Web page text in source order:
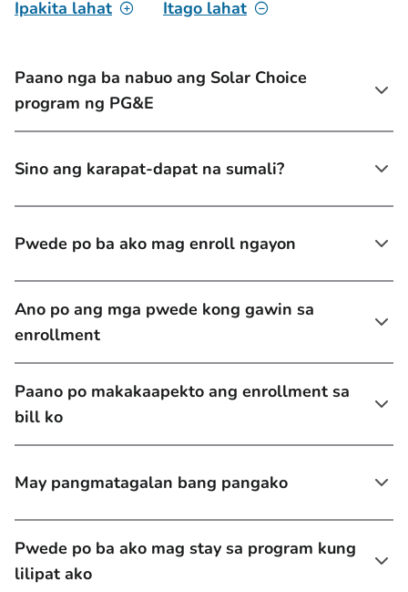
Ipakita lahat Itago lahat
Paano nga ba nabuo ang Solar Choice
program ng PG&E
Sino ang karapat-dapat na sumali?
Pwede po ba ako mag enroll ngayon
Ano po ang mga pwede kong gawin sa
enrollment
Paano po makakaapekto ang enrollment sa
bill ko
May pangmatagalan bang pangako
Pwede po ba ako mag stay sa program kung
lilipat ako